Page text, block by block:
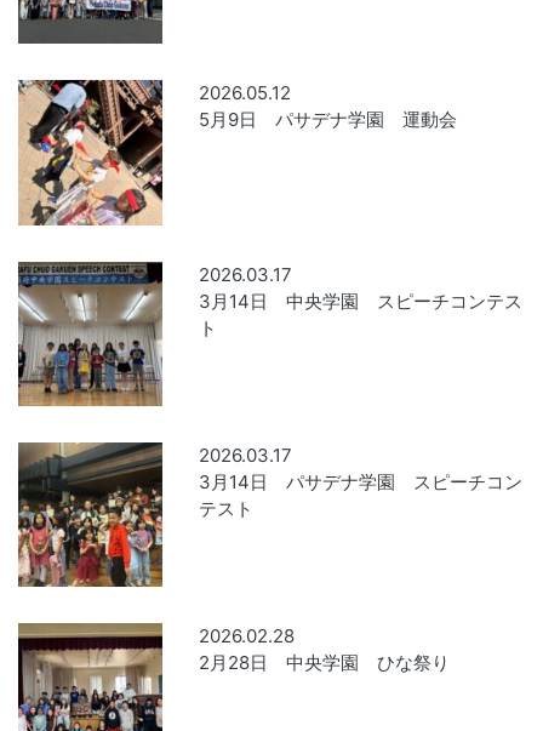
2026.05.12
5月9日 パサデナ学園 運動会
2026.03.17
3月14日 中央学園 スピーチコンテス
ト
2026.03.17
3月14日 パサデナ学園 スピーチコン
テスト
2026.02.28
2月28日 中央学園 ひな祭り